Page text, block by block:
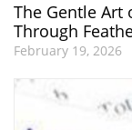
The Gentle Art
Through
February 19, 2026